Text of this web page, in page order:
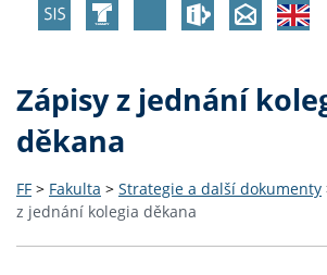
Zápisy z jednání
děkana
FF > Fakulta > Strategie a další dokumenty
z jednání kolegia děkana